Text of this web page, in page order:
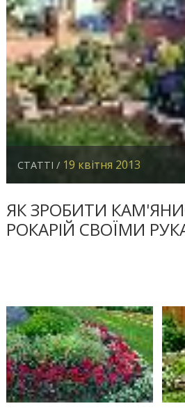
СТАТТІ / 19 квітня 2013
ЯК ЗРОБИТИ
РОКАРІЙ СВОЇМИ